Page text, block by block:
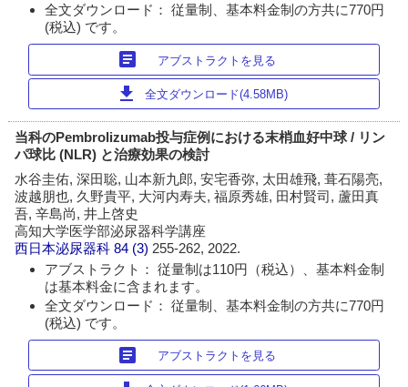
全文ダウンロード： 従量制、基本料金制の方共に770円
(税込) です。
article アブストラクトを見る
download 全文ダウンロード(4.58MB)
当科のPembrolizumab投与症例における末梢血好中球 / リン
パ球比 (NLR) と治療効果の検討
水谷圭佑, 深田聡, 山本新九郎, 安宅香弥, 太田雄飛, 葺石陽亮,
波越朋也, 久野貴平, 大河内寿夫, 福原秀雄, 田村賢司, 蘆田真
吾, 辛島尚, 井上啓史
高知大学医学部泌尿器科学講座
西日本泌尿器科 84 (3) 255-262, 2022.
アブストラクト： 従量制は110円（税込）、基本料金制
は基本料金に含まれます。
全文ダウンロード： 従量制、基本料金制の方共に770円
(税込) です。
article アブストラクトを見る